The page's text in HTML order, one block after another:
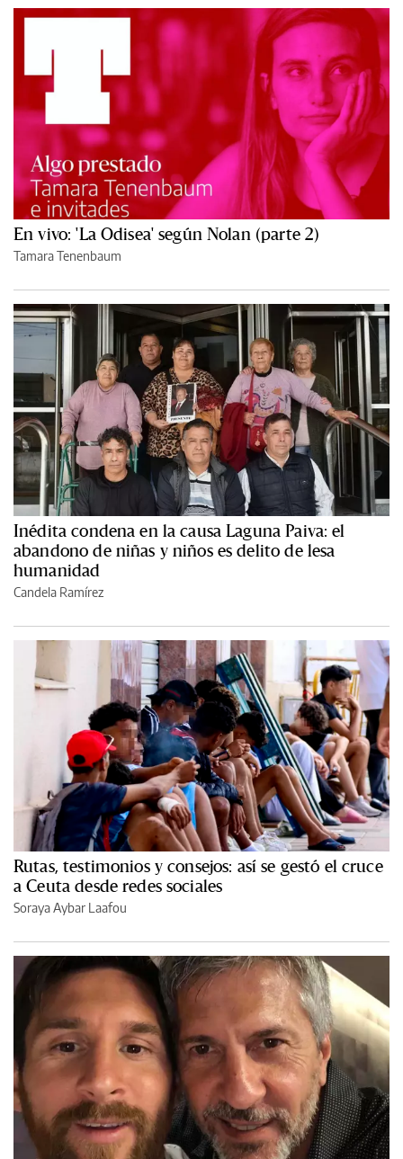
En vivo: 'La Odisea' según Nolan (parte 2)
Tamara Tenenbaum
Inédita condena en la causa Laguna Paiva: el
abandono de niñas y niños es delito de lesa
humanidad
Candela Ramírez
Rutas, testimonios y consejos: así se gestó el cruce
a Ceuta desde redes sociales
Soraya Aybar Laafou